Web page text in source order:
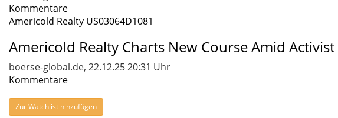
Kommentare
Americold Realty US03064D1081
Americold Realty Charts New Course Amid
boerse-global.de, 22.12.25 20:31 Uhr
Kommentare
Zur Watchlist hinzufügen